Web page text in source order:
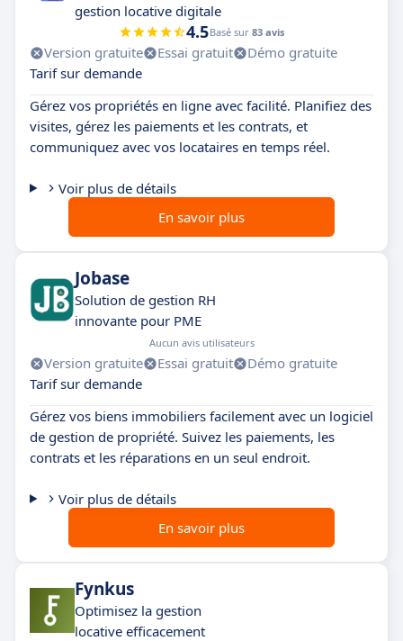
gestion locative digitale
4.5Basé sur 83 avis
Version gratuite Essai gratuit
Démo gratuite
Tarif sur demande
Gérez vos propriétés en ligne avec facilité. Planifiez des
visites, gérez les paiements et les contrats, et
communiquez avec vos locataires en temps réel.
Voir plus de détails
En savoir plus
Jobase
Solution de gestion RH
innovante pour PME
Aucun avis utilisateurs
Version gratuite Essai gratuit
Démo gratuite
Tarif sur demande
Gérez vos biens immobiliers facilement avec un logiciel
de gestion de propriété. Suivez les paiements, les
contrats et les réparations en un seul endroit.
Voir plus de détails
En savoir plus
Fynkus
Optimisez la gestion
locative efficacement